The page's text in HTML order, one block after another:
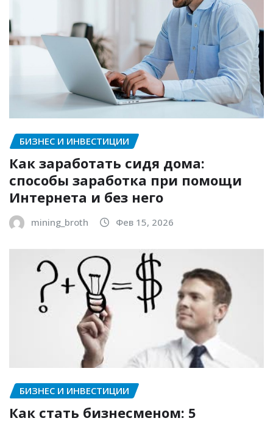
БИЗНЕС И ИНВЕСТИЦИИ
Как заработать сидя дома:
способы заработка при помощи
Интернета и без него
mining_broth Фев 15, 2026
БИЗНЕС И ИНВЕСТИЦИИ
Как стать бизнесменом: 5